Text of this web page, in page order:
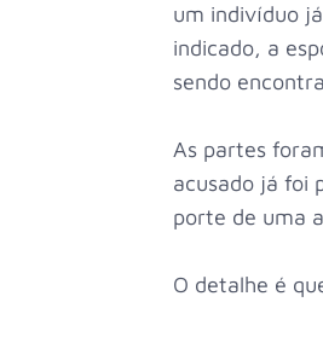
um indivíduo
indicado, a
sendo
As partes
acusado já foi
porte de uma
O detalhe é